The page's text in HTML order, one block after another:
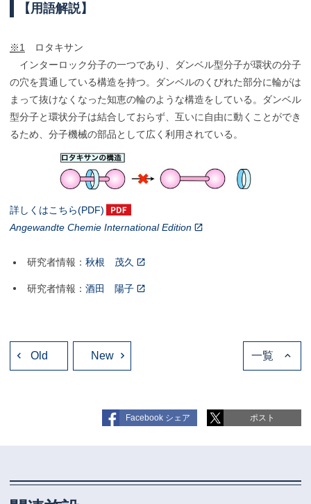
【 用語解説】
※1
ロタキサン
インターロック分子の一つであり、ダンベル型分子が環状の分子
の穴を貫通している構造を持つ。ダンベルのくびれた部分に輪がは
まって抜けなくなった知恵の輪のような構造をしている。ダンベル
型分子と環状分子は結合しておらず、互いに自由に動くことができ
るため、分子機械の部品として広く利用されている。
詳しくはこちら(PDF)
Angewandte Chemie International Edition
研究者情報：秋根 茂久
研究者情報：酒田 陽子
投
Old New 一覧
Facebook シェア ポスト